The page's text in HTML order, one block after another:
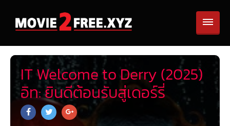
IT Welcome to Derry (2025)
อิท: ยินดีต้อนรับสู่เดอร์รี่